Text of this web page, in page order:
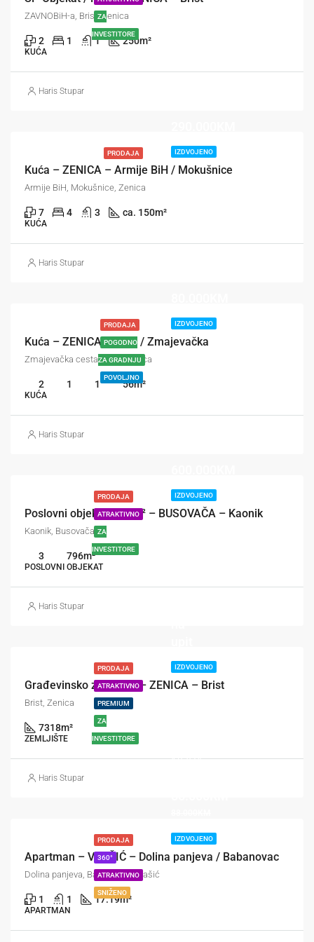
ZA
INVESTITORE
ZAVNOBiH-a, Brist, Zenica
2 1 1 250m²
KUĆA
Haris Stupar
IZDVOJENO
PRODAJA
Kuća – ZENICA – Armije BiH / Mokušnice
Armije BiH, Mokušnice, Zenica
7 4 3 ca. 150m²
KUĆA
Haris Stupar
IZDVOJENO
PRODAJA
POGODNO
ZA GRADNJU
POVOLJNO
Kuća – ZENICA – Brist / Zmajevačka
Zmajevačka cesta, Brist, Zenica
2 1 1 56m²
KUĆA
Haris Stupar
IZDVOJENO
PRODAJA
ATRAKTIVNO
ZA
INVESTITORE
Poslovni objekat 796 m² – BUSOVAČA – Kaonik
Kaonik, Busovača
3 796m²
POSLOVNI OBJEKAT
Haris Stupar
IZDVOJENO
PRODAJA
ATRAKTIVNO
PREMIUM
ZA
INVESTITORE
Građevinsko zemljište – ZENICA – Brist
Brist, Zenica
7318m²
ZEMLJIŠTE
Haris Stupar
IZDVOJENO
PRODAJA
360°
ATRAKTIVNO
SNIŽENO
NOVA
Apartman – VLAŠIĆ – Dolina panjeva / Babanovac
Dolina panjeva, Babanovac, Vlašić
1 1 17.19m²
APARTMAN